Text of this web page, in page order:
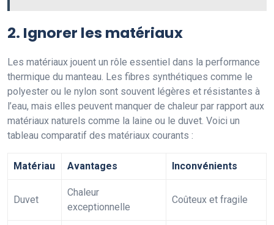
2. Ignorer les matériaux
Les matériaux jouent un rôle essentiel dans la performance
thermique du manteau. Les fibres synthétiques comme le
polyester ou le nylon sont souvent légères et résistantes à
l’eau, mais elles peuvent manquer de chaleur par rapport aux
matériaux naturels comme la laine ou le duvet. Voici un
tableau comparatif des matériaux courants :
Matériau Avantages Inconvénients
Duvet
Chaleur
exceptionnelle
Coûteux et fragile